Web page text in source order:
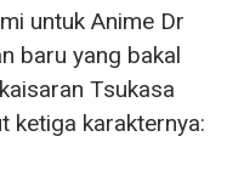
untuk Anime Dr
baru yang bakal
Tsukasa
ketiga karakternya: